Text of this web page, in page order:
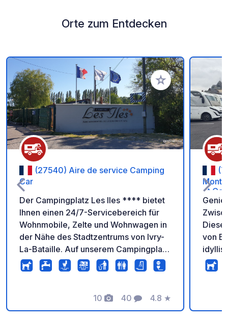
Orte zum Entdecken
Zu Ihren Favoriten
(27540) Aire de service Camping
Car
Der Campingplatz Les Iles **** bietet
Ihnen einen 24/7-Servicebereich für
Wohnmobile, Zelte und Wohnwagen in
der Nähe des Stadtzentrums von Ivry-
La-Bataille. Auf unserem Campingplatz
in Eure verfügen Sie über 75
geräumige, durch Hecken abgegrenzte
Jeder Stellplatz verfügt über einen 6-
A-Stromanschluss und die Möglichkeit,
10
Fotos
40
Kommentare
4.8
Bewertung
★
et
von
ideal